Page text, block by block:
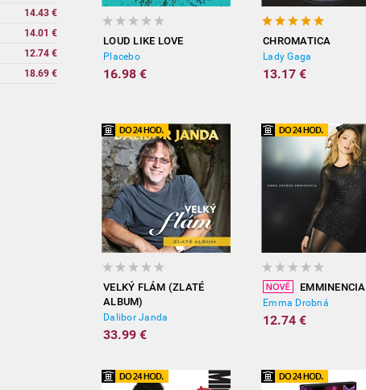
14.43 €
14.01 €
12.74 €
18.69 €
LOUD LIKE LOVE
Placebo
16.98 €
CHROMATICA
Lady Gaga
13.17 €
VELKÝ FLÁM (ZLATÉ
ALBUM)
Dalibor Janda
33.99 €
EMMINENCIA
Emma Drobná
12.74 €